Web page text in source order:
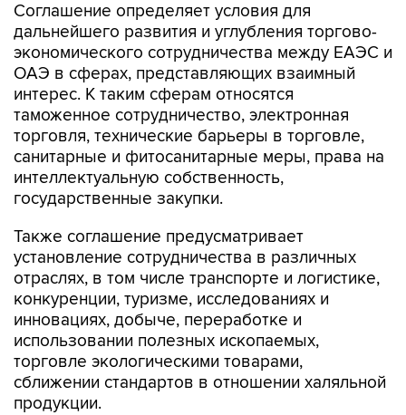
Соглашение определяет условия для
дальнейшего развития и углубления торгово-
экономического сотрудничества между ЕАЭС и
ОАЭ в сферах, представляющих взаимный
интерес. К таким сферам относятся
таможенное сотрудничество, электронная
торговля, технические барьеры в торговле,
санитарные и фитосанитарные меры, права на
интеллектуальную собственность,
государственные закупки.
Также соглашение предусматривает
установление сотрудничества в различных
отраслях, в том числе транспорте и логистике,
конкуренции, туризме, исследованиях и
инновациях, добыче, переработке и
использовании полезных ископаемых,
торговле экологическими товарами,
сближении стандартов в отношении халяльной
продукции.